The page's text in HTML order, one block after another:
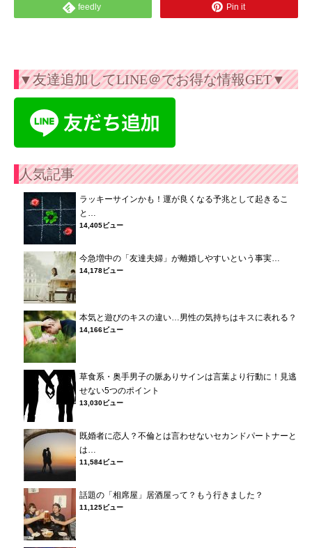
feedly Pin it
▼友達追加してLINE＠でお得な情報GET▼
人気記事
ラッキーサインかも！運が良くなる予兆として起きるこ
と…
14,405ビュー
今急増中の「友達夫婦」が離婚しやすいという事実…
14,178ビュー
本気と遊びのキスの違い…男性の気持ちはキスに表れる？
14,166ビュー
草食系・奥手男子の脈ありサインは言葉より行動に！見逃
せない5つのポイント
13,030ビュー
既婚者に恋人？不倫とは言わせないセカンドパートナーと
は…
11,584ビュー
話題の「相席屋」居酒屋って？もう行きました？
11,125ビュー